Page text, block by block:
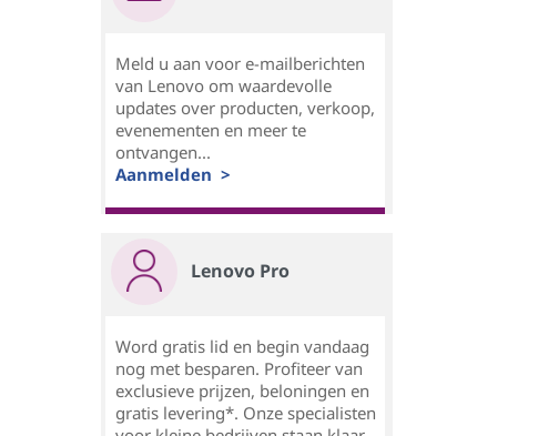
Meld u aan voor e-mailberichten
van Lenovo om waardevolle
updates over producten, verkoop,
evenementen en meer te
ontvangen...
Aanmelden >
Lenovo Pro
Word gratis lid en begin vandaag
nog met besparen. Profiteer van
exclusieve prijzen, beloningen en
gratis levering*. Onze specialisten